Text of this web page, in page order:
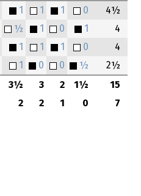
3½ 3 2 1½
15
2 2 1 0 7
1 1 1 0
4½
½ 1 0 1
4
1 1 1 0
4
1 0 0 ½ 2½